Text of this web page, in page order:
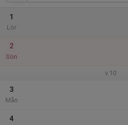
1
Lör
2
Sön
v.10
3
Mån
4